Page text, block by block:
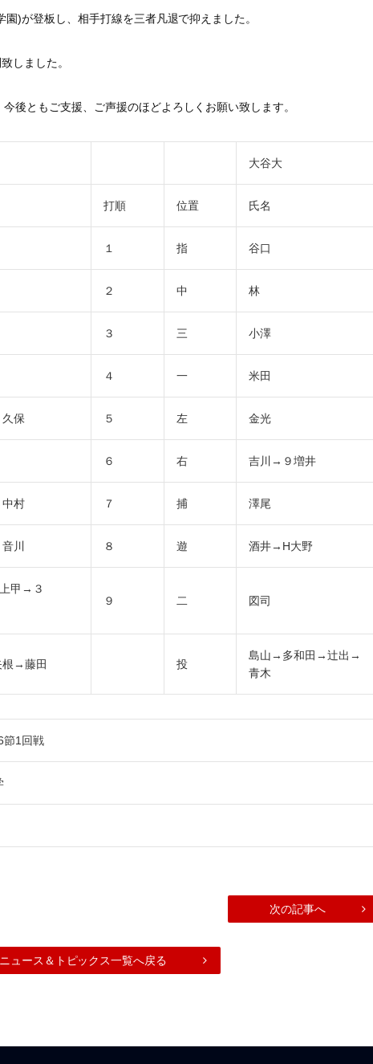
)が登板し、 相手打線を三者凡退で抑えました。
しました。
後ともご支援、ご声援のほどよろしくお願い致します。
大谷大
打順 位置 氏名
１ 指 谷口
２ 中 林
３ 三 小澤
４ 一 米田
保 ５ 左 金光
６ 右 吉川→９増井
村 ７ 捕 澤尾
川 ８ 遊 酒井→H大野
甲→３
９
二 図司
→藤田 投
島山→多和田→辻出→
青木
1回戦
次の記事へ
ニュース＆トピックス一覧へ戻る